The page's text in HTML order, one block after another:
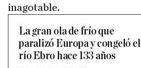
inagotable.
La gran ola de frío que
paralizó Europa y congeló el
río Ebro hace 133 años